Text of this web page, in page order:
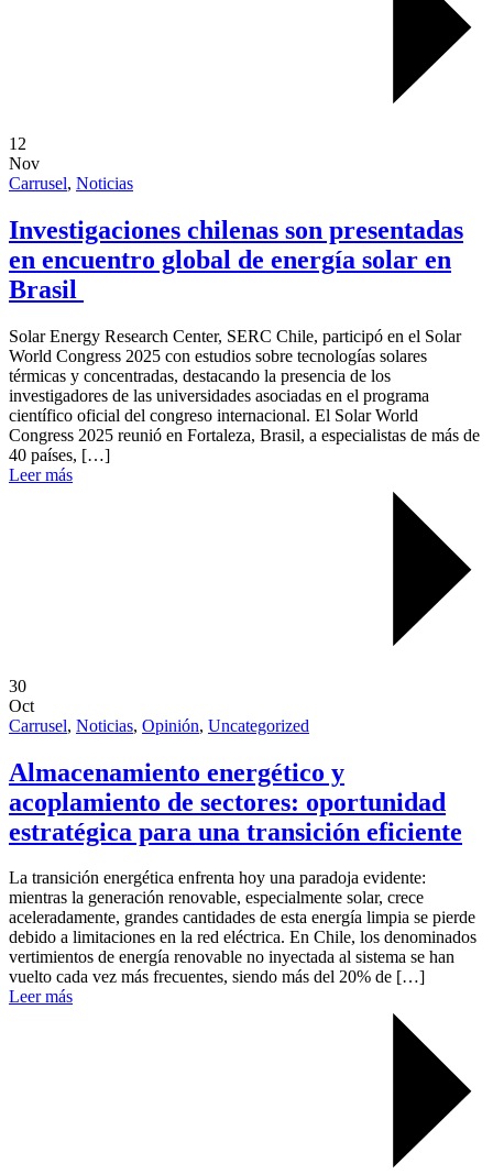
12
Nov
Carrusel, Noticias
Investigaciones chilenas son presentadas
en encuentro global de energía solar en
Brasil
Solar Energy Research Center, SERC Chile, participó en el Solar
World Congress 2025 con estudios sobre tecnologías solares
térmicas y concentradas, destacando la presencia de los
investigadores de las universidades asociadas en el programa
científico oficial del congreso internacional. El Solar World
Congress 2025 reunió en Fortaleza, Brasil, a especialistas de más de
40 países, […]
Leer más
30
Oct
Carrusel, Noticias, Opinión, Uncategorized
Almacenamiento energético y
acoplamiento de sectores: oportunidad
estratégica para una transición eficiente
La transición energética enfrenta hoy una paradoja evidente:
mientras la generación renovable, especialmente solar, crece
aceleradamente, grandes cantidades de esta energía limpia se pierde
debido a limitaciones en la red eléctrica. En Chile, los denominados
vertimientos de energía renovable no inyectada al sistema se han
vuelto cada vez más frecuentes, siendo más del 20% de […]
Leer más